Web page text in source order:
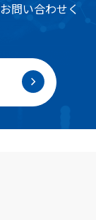
問い合わせく